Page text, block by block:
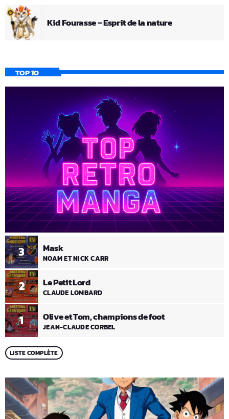
Kid Fourasse – Esprit de la nature
TOP 10
1 Olive et Tom, champions de foot
JEAN-CLAUDE CORBEL
2 Le Petit Lord
CLAUDE LOMBARD
3 Mask
NOAM ET NICK CARR
LISTE COMPLÈTE